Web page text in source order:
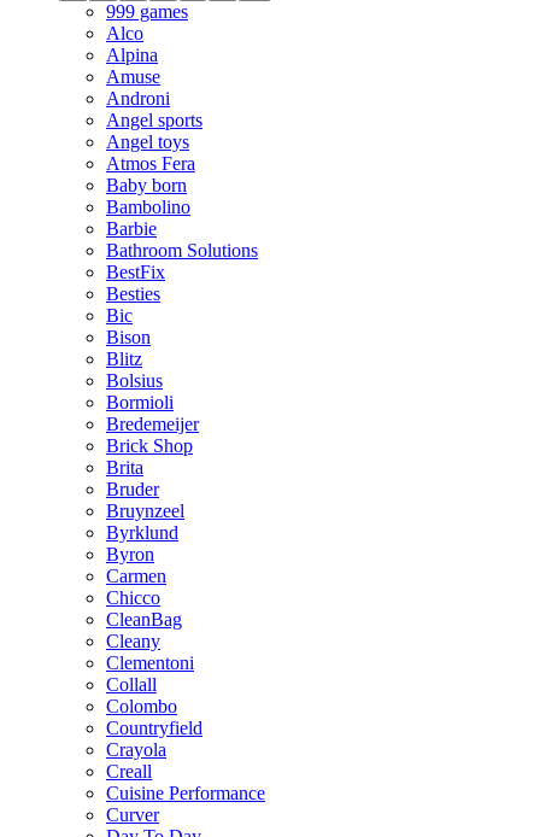
999 games
Alco
Alpina
Amuse
Androni
Angel sports
Angel toys
Atmos Fera
Baby born
Bambolino
Barbie
Bathroom Solutions
BestFix
Besties
Bic
Bison
Blitz
Bolsius
Bormioli
Bredemeijer
Brick Shop
Brita
Bruder
Bruynzeel
Byrklund
Byron
Carmen
Chicco
CleanBag
Cleany
Clementoni
Collall
Colombo
Countryfield
Crayola
Creall
Cuisine Performance
Curver